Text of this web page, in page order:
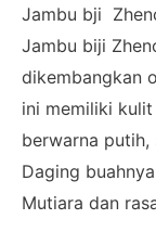
Jambu bji
Jambu biji
dikembangkan
ini memiliki
berwarna
Daging
Mutiara dan